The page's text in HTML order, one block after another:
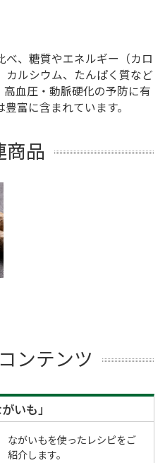
、糖質やエネルギー（カロ
カルシウム、たんぱく質など
血圧・動脈硬化の予防に有
富に含まれています。
商品
ンテンツ
いも」
ながいもを使ったレシピをご
紹介します。